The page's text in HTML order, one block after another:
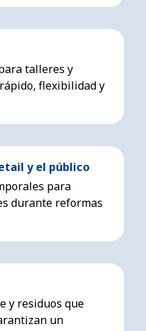
talleres y
flexibilidad y
y el público
para
durante reformas
y residuos que
un